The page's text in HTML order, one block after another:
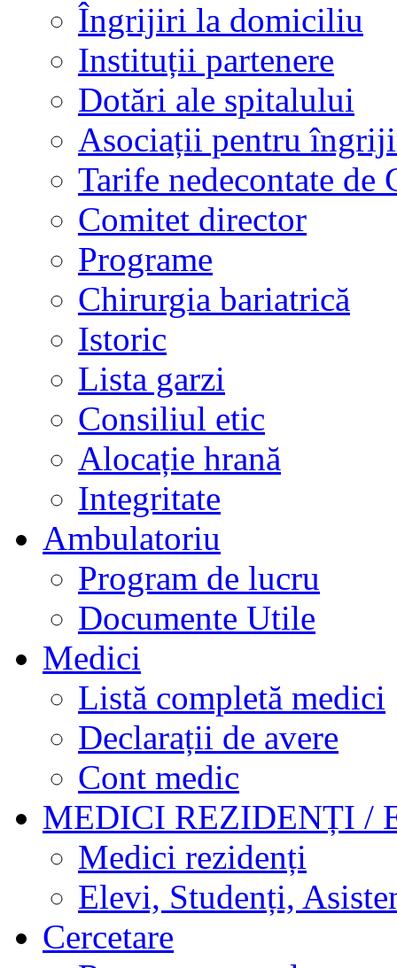
Îngrijiri la domiciliu
Instituții partenere
Dotări ale spitalului
Asociații pentru
Tarife nedecontate de
Comitet director
Programe
Chirurgia bariatrică
Istoric
Lista garzi
Consiliul etic
Alocație hrană
Integritate
Ambulatoriu
Program de lucru
Documente Utile
Medici
Listă completă medici
Declarații de avere
Cont medic
MEDICI REZIDENȚI /
Medici rezidenți
Elevi, Studenți,
Cercetare